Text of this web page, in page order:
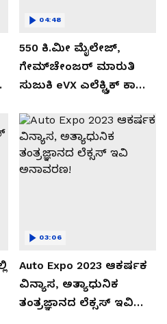
550 ಕಿ.ಮೀ ಮೈಲೇಜ್,
ಗೇಮ್‌ಚೇಂಜರ್ ಮಾರುತಿ
ಸುಜುಕಿ eVX ಎಲೆಕ್ಟ್ರಿಕ್ ಕಾರು
04:48
Auto Expo 2023 ಆಕರ್ಷಕ
ವಿನ್ಯಾಸ, ಅತ್ಯಾಧುನಿಕ
ತಂತ್ರಜ್ಞಾನದ ಲೆಕ್ಸಸ್ ಇವಿ
03:06